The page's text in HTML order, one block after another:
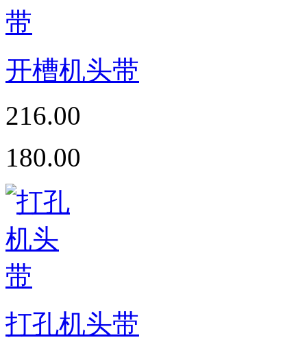
开槽机头带
216.00
180.00
打孔机头带